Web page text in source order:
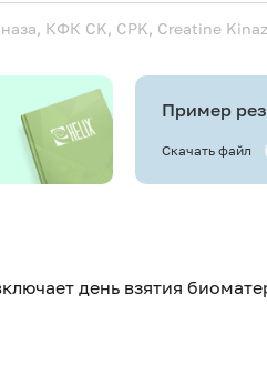
КФК CK, CPK, Creatine
Пример
Скачать файл
день взятия